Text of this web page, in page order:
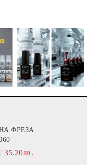
ФРЕЗА
35.20лв.